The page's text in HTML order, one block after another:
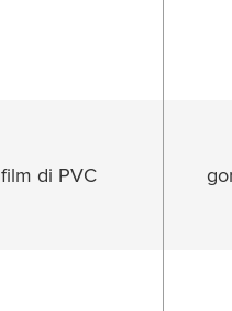
film di PVC